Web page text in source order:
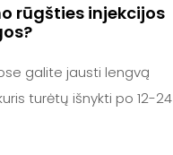
rūgšties injekcijos
galite jausti lengvą
turėtų išnykti po 12-24